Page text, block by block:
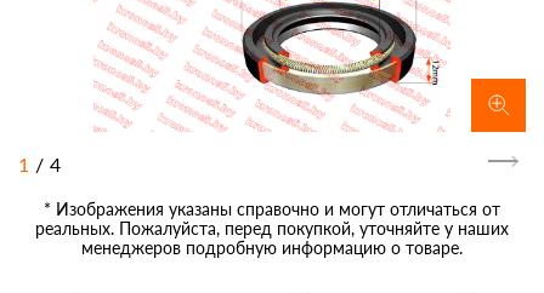
1 / 4
* Изображения указаны справочно и могут отличаться от
реальных. Пожалуйста, перед покупкой, уточняйте у наших
менеджеров подробную информацию о товаре.